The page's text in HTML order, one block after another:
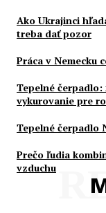
Ako Ukrajinci
treba dať pozor
Práca v Nemecku
Tepelné
vykurovanie pre
Tepelné čerpadlo
Prečo ľudia
vzduchu